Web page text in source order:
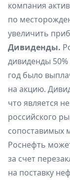
компания
по
увеличить
Дивиденды.
дивиденды
год было
на акцию.
что является
российского
сопоставимых
Роснефть
за счет
на поставку